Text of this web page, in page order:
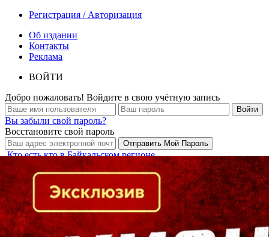
Регистрация / Авторизация
Об издании
Контакты
Реклама
ВОЙТИ
Добро пожаловать! Войдите в свою учётную запись
Вы забыли свой пароль?
Восстановите свой пароль
Кто есть кто в Байкальском регионе